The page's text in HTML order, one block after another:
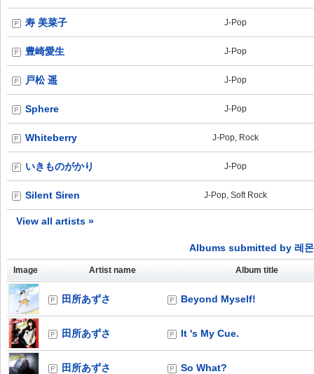
寿 美菜子 J-Pop
豊崎愛生 J-Pop
戸松 遥 J-Pop
Sphere J-Pop
Whiteberry J-Pop, Rock
いきものがかり J-Pop
Silent Siren J-Pop, Soft Rock
View all artists »
Albums submitted by 레
Image Artist name Album title
田所あずさ Beyond Myself!
田所あずさ It 's My Cue.
田所あずさ So What?